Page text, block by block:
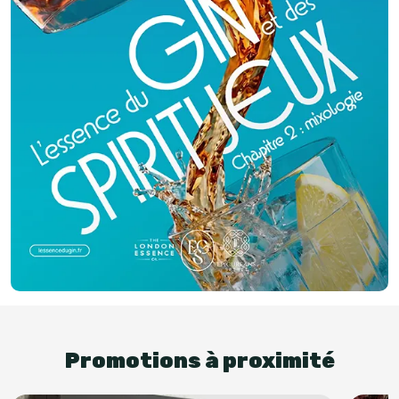
Promotions à proximité